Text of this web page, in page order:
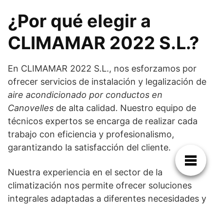
¿Por qué elegir a
CLIMAMAR 2022 S.L.?
En CLIMAMAR 2022 S.L., nos esforzamos por
ofrecer servicios de instalación y legalización de
aire acondicionado por conductos en
Canovelles de alta calidad. Nuestro equipo de
técnicos expertos se encarga de realizar cada
trabajo con eficiencia y profesionalismo,
garantizando la satisfacción del cliente.
Nuestra experiencia en el sector de la
climatización nos permite ofrecer soluciones
integrales adaptadas a diferentes necesidades y